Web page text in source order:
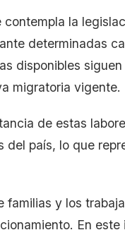
la
determinadas
disponibles
migratoria vigente.
de estas
del país, lo que
familias y los
En este